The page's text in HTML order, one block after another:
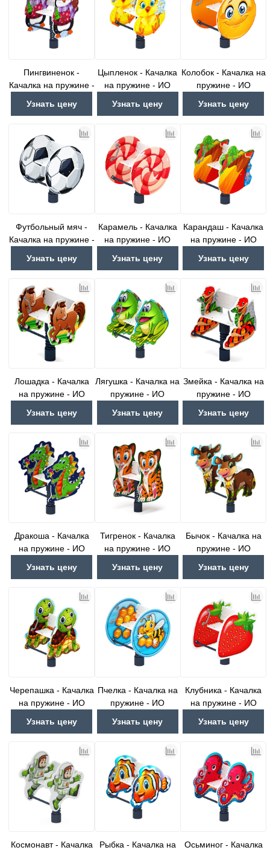
Пингвиненок -
Качалка на пружине -
Узнать цену
Цыпленок - Качалка
на пружине - ИО
Узнать цену
Колобок - Качалка на
пружине - ИО
Узнать цену
Футбольный мяч -
Качалка на пружине -
Узнать цену
Карамель - Качалка
на пружине - ИО
Узнать цену
Карандаш - Качалка
на пружине - ИО
Узнать цену
Лошадка - Качалка
на пружине - ИО
Узнать цену
Лягушка - Качалка на
пружине - ИО
Узнать цену
Змейка - Качалка на
пружине - ИО
Узнать цену
Дракоша - Качалка
на пружине - ИО
Узнать цену
Тигренок - Качалка
на пружине - ИО
Узнать цену
Бычок - Качалка на
пружине - ИО
Узнать цену
Черепашка - Качалка
на пружине - ИО
Узнать цену
Пчелка - Качалка на
пружине - ИО
Узнать цену
Клубника - Качалка
на пружине - ИО
Узнать цену
Космонавт - Качалка
Рыбка - Качалка на
Осьминог - Качалка